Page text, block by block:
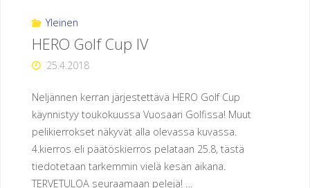
Yleinen
HERO Golf Cup IV
25.4.2018
Neljännen kerran järjestettävä HERO Golf Cup
käynnistyy toukokuussa Vuosaari Golfissa! Muut
pelikierrokset näkyvät alla olevassa kuvassa.
4.kierros eli päätöskierros pelataan 25.8, tästä
tiedotetaan tarkemmin vielä kesän aikana.
TERVETULOA seuraamaan pelejä! …